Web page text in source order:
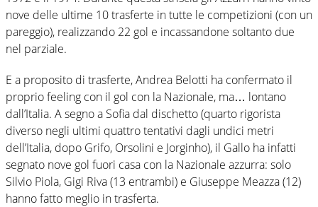
nove delle ultime 10 trasferte in tutte le competizioni (con un
pareggio), realizzando 22 gol e incassandone soltanto due
nel parziale.
E a proposito di trasferte, Andrea Belotti ha confermato il
proprio feeling con il gol con la Nazionale, ma… lontano
dall’Italia. A segno a Sofia dal dischetto (quarto rigorista
diverso negli ultimi quattro tentativi dagli undici metri
dell’Italia, dopo Grifo, Orsolini e Jorginho), il Gallo ha infatti
segnato nove gol fuori casa con la Nazionale azzurra: solo
Silvio Piola, Gigi Riva (13 entrambi) e Giuseppe Meazza (12)
hanno fatto meglio in trasferta.